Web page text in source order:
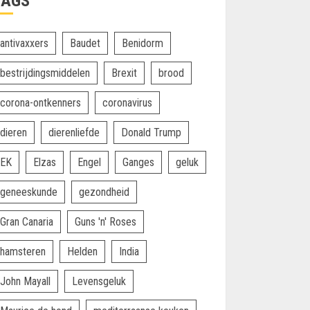
antivaxxers Baudet Benidorm
bestrijdingsmiddelen Brexit brood
corona-ontkenners coronavirus
dieren dierenliefde Donald Trump
EK Elzas Engel Ganges geluk
geneeskunde gezondheid
Gran Canaria Guns 'n' Roses
hamsteren Helden India
John Mayall Levensgeluk